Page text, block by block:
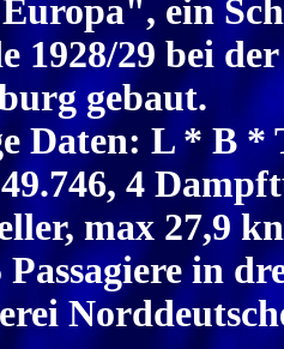
ein
1928/29 bei
gebaut.
Daten: L * B *
4
max 27,9
Passagiere in